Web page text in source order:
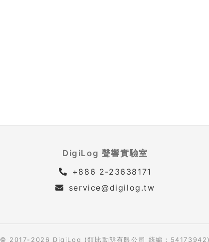
DigiLog 聲響實驗室
+886 2-23638171
service@digilog.tw
© 2017-2026 DigiLog (類比動態有限公司 統編：54173942)